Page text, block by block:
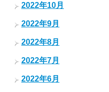
2022年10月
2022年9月
2022年8月
2022年7月
2022年6月